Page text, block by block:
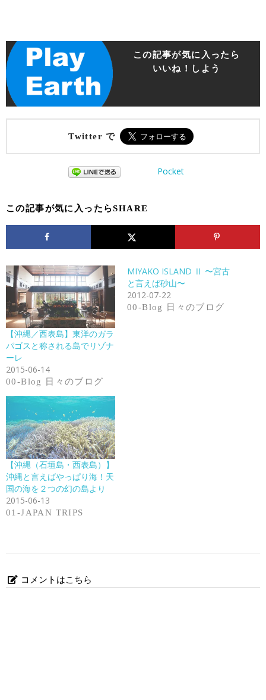
この記事が気に入ったら
いいね！しよう
Twitter で
Pocket
この記事が気に入ったらSHARE
【沖縄／西表島】東洋のガラ
パゴスと称される島でリゾナ
ーレ
2015-06-14
00-Blog 日々のブログ
MIYAKO ISLAND Ⅱ 〜宮古
と言えば砂山〜
2012-07-22
00-Blog 日々のブログ
【沖縄（石垣島・西表島）】
沖縄と言えばやっぱり海！天
国の海を２つの幻の島より
2015-06-13
01-JAPAN TRIPS
コメントはこちら